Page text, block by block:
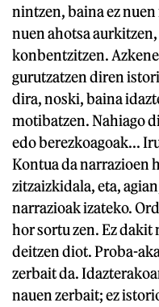
nintzen, baina ez
nuen ahotsa
konbentzitzen.
gurutzatzen diren
dira, noski, baina
motibatzen. Nahiago
edo berezkoagoak...
Kontua da narrazioen
zitzaizkidala, eta,
narrazioak izateko.
hor sortu zen. Ez
deitzen diot. Proba-
zerbait da.
nauen zerbait; ez